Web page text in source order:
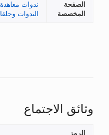
ندوات معاهدة التعاون بشأن البراءات,
الندوات وحلقات العمل